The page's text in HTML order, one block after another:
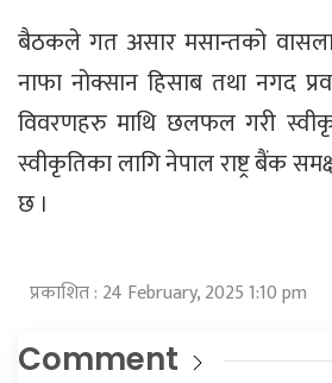
बैठकले गत असार मसान्तको
नाफा नोक्सान हिसाब तथा नगद
विवरणहरु माथि छलफल गरी
स्वीकृतिका लागि नेपाल राष्ट्र बैंक
छ ।
प्रकाशित : 24 February, 2025 1:10 pm
Comment